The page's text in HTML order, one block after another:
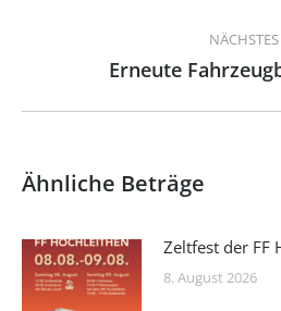
NÄCHSTES
Erneute
Ähnliche Beträge
Zeltfest der FF
8. August 2026